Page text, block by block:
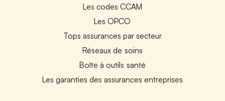
Les codes CCAM
Les OPCO
Tops assurances par secteur
Réseaux de soins
Boîte à outils santé
Les garanties des assurances entreprises